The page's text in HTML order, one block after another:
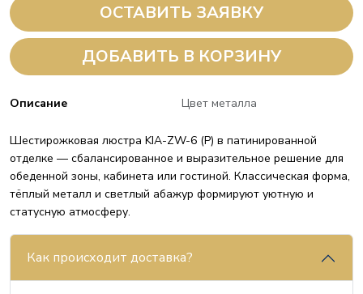
ОСТАВИТЬ ЗАЯВКУ
ДОБАВИТЬ В КОРЗИНУ
Описание Цвет металла
Шестирожковая люстра KIA-ZW-6 (P) в патинированной
отделке — сбалансированное и выразительное решение для
обеденной зоны, кабинета или гостиной. Классическая форма,
тёплый металл и светлый абажур формируют уютную и
статусную атмосферу.
Как происходит доставка?